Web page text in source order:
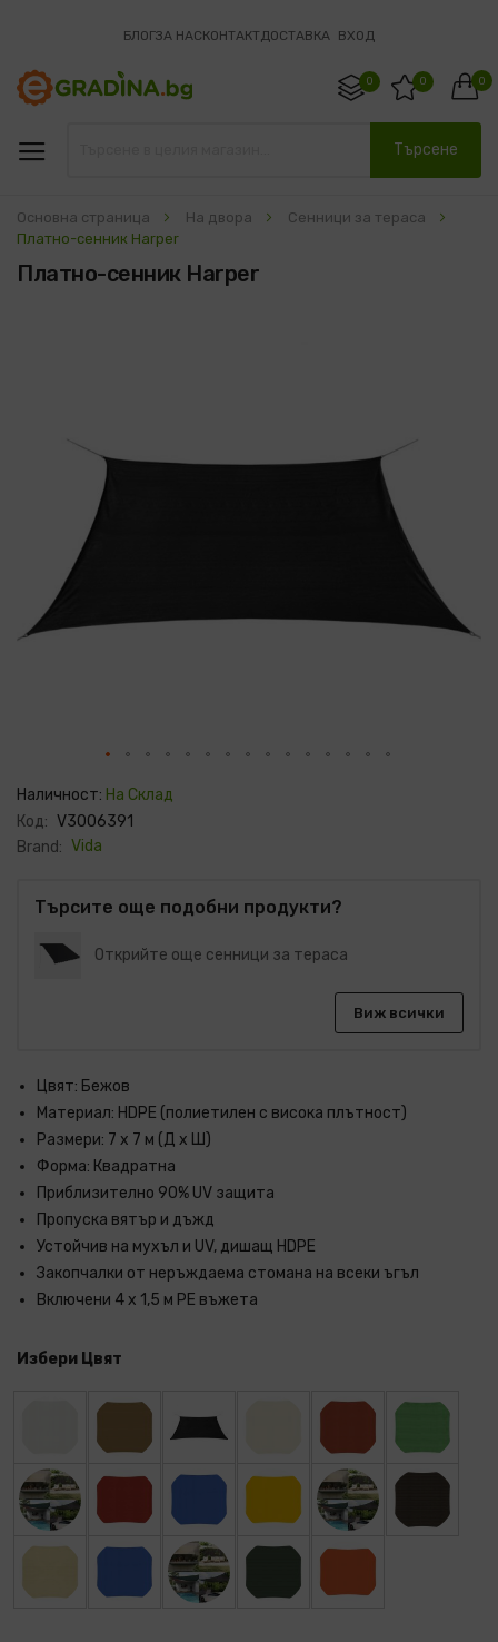
БЛОГЗА НАСКОНТАКТДОСТАВКА ВХОД
0
0 0
Търсене
Основна страница На двора
Сенници за тераса
Платно-сенник Harper
Платно-сенник Harper
към
на
галерия
със
Наличност: На Склад
Код: V3006391
Brand: Vida
Търсите още подобни продукти?
Открийте още сенници за тераса
Виж всички
Цвят: Бежов
Материал: HDPE (полиетилен с висока плътност)
Размери: 7 х 7 м (Д x Ш)
Форма: Квадратна
Приблизително 90% UV защита
Пропуска вятър и дъжд
Устойчив на мухъл и UV, дишащ HDPE
Закопчалки от неръждаема стомана на всеки ъгъл
Включени 4 х 1,5 м PE въжета
Избери Цвят